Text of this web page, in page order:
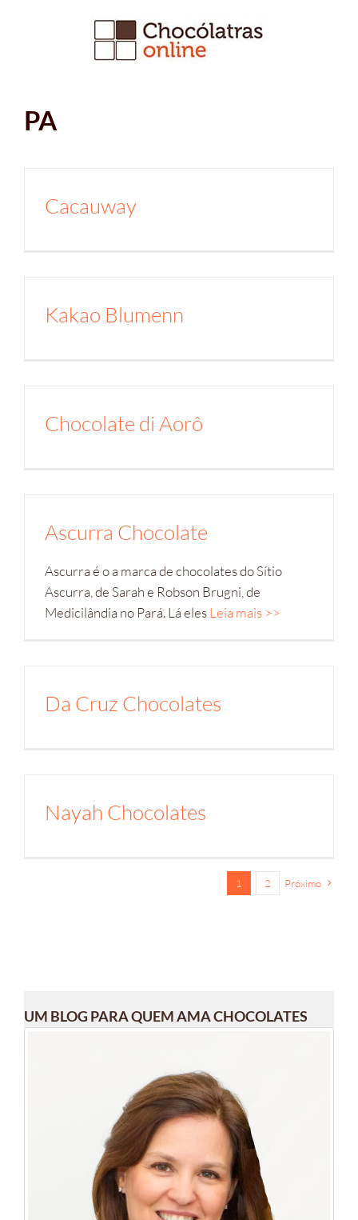
PA
Cacauway
Kakao Blumenn
Chocolate di Aorô
Ascurra Chocolate
Ascurra é o a marca de chocolates do Sítio
Ascurra, de Sarah e Robson Brugni, de
Medicilândia no Pará. Lá elesLeia mais >>
Da Cruz Chocolates
Nayah Chocolates
1 2 Próximo
UM BLOG PARA QUEM AMA CHOCOLATES